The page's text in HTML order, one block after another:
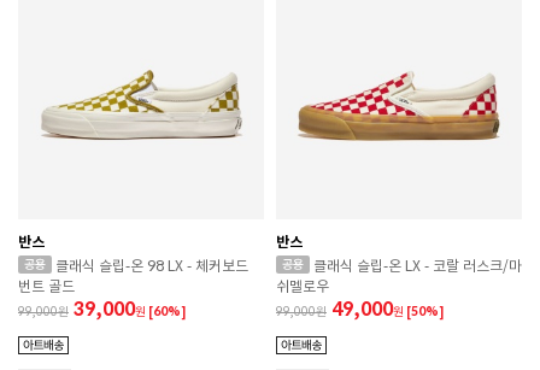
반스
클래식 슬립-온 98 LX - 체커보드
번트 골드
99,000 39,000원 [60%]
반스
클래식 슬립-온 LX - 코랄 러스크/마
쉬멜로우
99,000 49,000원 [50%]